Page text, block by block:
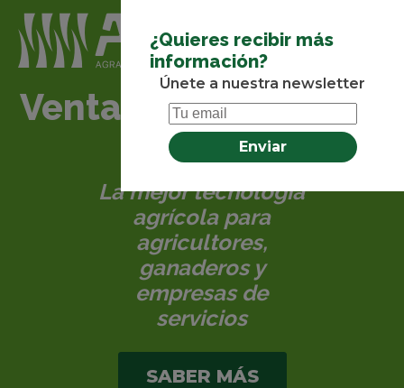
Venta de maquinaria
agrícola
La mejor tecnología
agrícola para
agricultores,
ganaderos y
empresas de
servicios
SABER MÁS
¿Quieres recibir más
información?
Únete a nuestra newsletter